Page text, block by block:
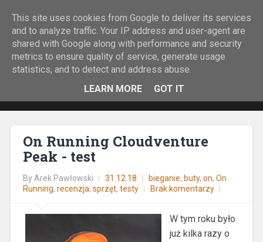
Rock&Run
O bieganiu z górskiej perspektywy.
On Running Cloudventure
Peak - test
ByArek Pawłowski 31.12.18 bieganie, buty, on, On
Running, recenzja, sprzęt, testy Brak komentarzy
W tym roku było
już kilka razy o
This site uses cookies from Google to deliver its services
and to analyze traffic. Your IP address and user-agent are
shared with Google along with performance and security
metrics to ensure quality of service, generate usage
statistics, and to detect and address abuse.
LEARN MORE
GOT IT